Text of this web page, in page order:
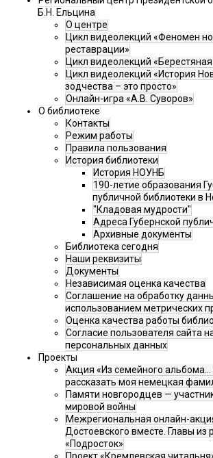
Б.Н. Ельцина
О центре
Цикл видеолекций «Феномен
реставрации»
Цикл видеолекций
Цикл видеолекций «История
зодчества – это просто»
Онлайн-игра «А.В. Суворов»
О библиотеке
Контакты
Режим работы
Правила пользования
История библиотеки
История НОУНБ
190-летие образования
публичной библиотеки в
"Кладовая мудрости"
Адреса Губернской
Архивные документы
Библиотека сегодня
Наши реквизиты
Документы
Независимая оценка качества
Соглашение на обработку
использованием метрических
Оценка качества работы
Согласие пользователя сайта
персональных данных
Проекты
Акция «Из семейного
рассказать моя немецкая
Памяти новгородцев —
мировой войны
Межрегиональная онлайн-
Достоевского вместе. Главы из
«Подросток»